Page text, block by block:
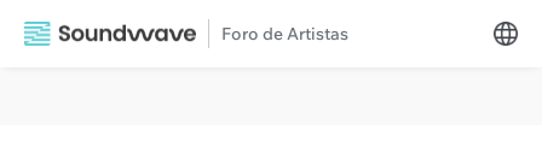
Foro de Artistas